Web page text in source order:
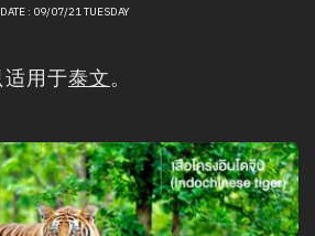
: 09/07/21 TUESDAY
用于泰文。